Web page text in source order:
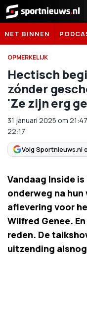
Sportnieuws.nl
NET BINNEN
OPMERKELIJK
Hectisch
zónder
'Ze zijn erg
31 januari 2025 om 21:47
22:17
Volg Sportnieuws.nl
Vandaag Inside
onderweg na
aflevering voor
Wilfred Genee.
reden. De
uitzending